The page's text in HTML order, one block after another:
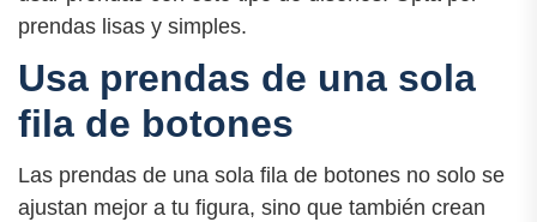
prendas lisas y simples.
Usa prendas de una sola
fila de botones
Las prendas de una sola fila de botones no solo se
ajustan mejor a tu figura, sino que también crean